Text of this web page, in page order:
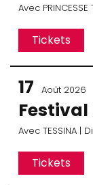
Avec
Tickets
17 Août 2026
Festival
Avec TESSINA |
Tickets